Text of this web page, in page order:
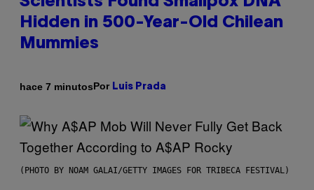
Hidden in 500-Year-Old Chilean
Mummies
hace 7 minutosPor Luis Prada
(PHOTO BY NOAM GALAI/GETTY IMAGES FOR TRIBECA FESTIVAL)